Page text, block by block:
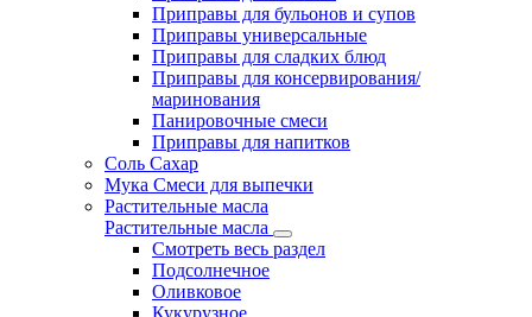
Приправы для бульонов и супов
Приправы универсальные
Приправы для сладких блюд
Приправы для консервирования/
маринования
Панировочные смеси
Приправы для напитков
Соль Сахар
Мука Смеси для выпечки
Растительные масла
Растительные масла
Смотреть весь раздел
Подсолнечное
Оливковое
Кукурузное